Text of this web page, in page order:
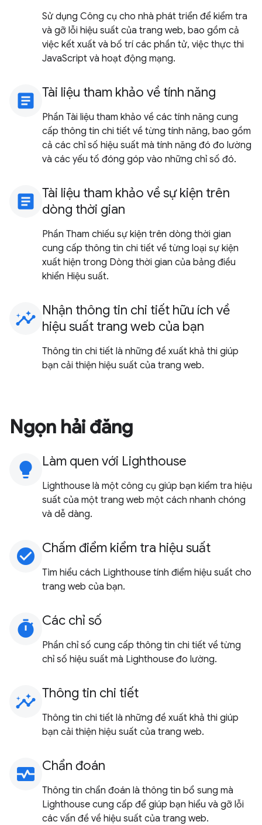
Sử dụng Công cụ cho nhà phát triển để kiểm tra
và gỡ lỗi hiệu suất của trang web, bao gồm cả
việc kết xuất và bố trí các phần tử, việc thực thi
JavaScript và hoạt động mạng.
article Tài liệu tham khảo về tính năng
Phần Tài liệu tham khảo về các tính năng cung
cấp thông tin chi tiết về từng tính năng, bao gồm
cả các chỉ số hiệu suất mà tính năng đó đo lường
và các yếu tố đóng góp vào những chỉ số đó.
article Tài liệu tham khảo về sự kiện trên
dòng thời gian
Phần Tham chiếu sự kiện trên dòng thời gian
cung cấp thông tin chi tiết về từng loại sự kiện
xuất hiện trong Dòng thời gian của bảng điều
khiển Hiệu suất.
insights Nhận thông tin chi tiết hữu ích về
hiệu suất trang web của bạn
Thông tin chi tiết là những đề xuất khả thi giúp
bạn cải thiện hiệu suất của trang web.
Ngọn hải đăng
lightbulb Làm quen với Lighthouse
Lighthouse là một công cụ giúp bạn kiểm tra hiệu
suất của một trang web một cách nhanh chóng
và dễ dàng.
check_circle Chấm điểm kiểm tra hiệu suất
Tìm hiểu cách Lighthouse tính điểm hiệu suất cho
trang web của bạn.
timer Các chỉ số
Phần chỉ số cung cấp thông tin chi tiết về từng
chỉ số hiệu suất mà Lighthouse đo lường.
insights Thông tin chi tiết
Thông tin chi tiết là những đề xuất khả thi giúp
bạn cải thiện hiệu suất của trang web.
monitor_heart Chẩn đoán
Thông tin chẩn đoán là thông tin bổ sung mà
Lighthouse cung cấp để giúp bạn hiểu và gỡ lỗi
các vấn đề về hiệu suất của trang web.